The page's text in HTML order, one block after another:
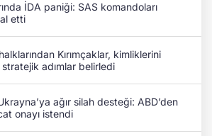
İDA paniği: SAS komandoları
etti
halklarından Kırımçaklar, kimliklerini
adımlar belirledi
ağır silah desteği: ABD’den
onayı istendi